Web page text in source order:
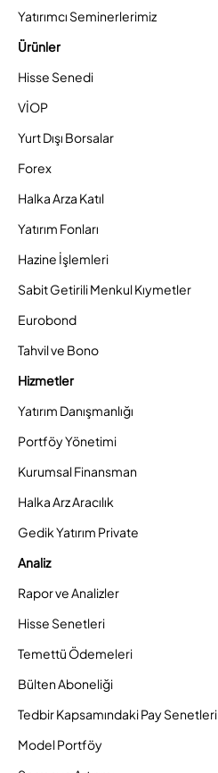
Yatırımcı Seminerlerimiz
Ürünler
Hisse Senedi
VİOP
Yurt Dışı Borsalar
Forex
Halka Arza Katıl
Yatırım Fonları
Hazine İşlemleri
Sabit Getirili Menkul Kıymetler
Eurobond
Tahvil ve Bono
Hizmetler
Yatırım Danışmanlığı
Portföy Yönetimi
Kurumsal Finansman
Halka Arz Aracılık
Gedik Yatırım Private
Analiz
Rapor ve Analizler
Hisse Senetleri
Temettü Ödemeleri
Bülten Aboneliği
Tedbir Kapsamındaki Pay Senetleri
Model Portföy